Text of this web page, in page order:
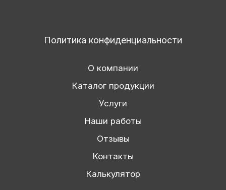
Политика конфиденциальности
О компании
Каталог продукции
Услуги
Наши работы
Отзывы
Контакты
Калькулятор